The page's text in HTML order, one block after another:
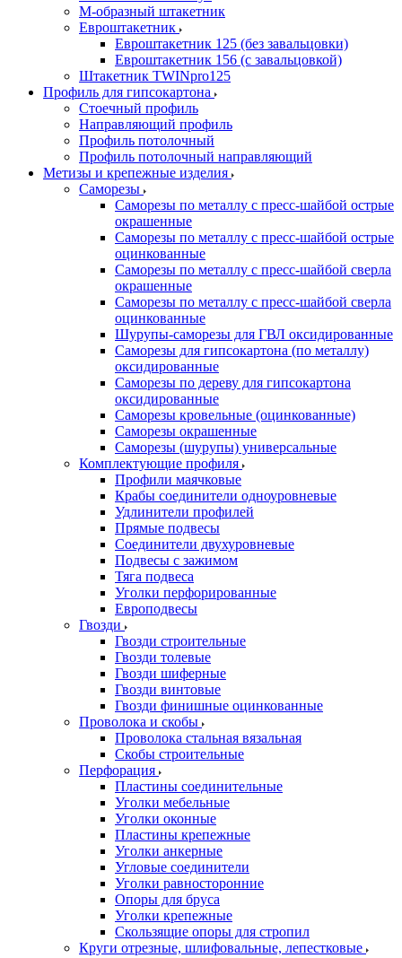
М-образный штакетник
Евроштакетник
Евроштакетник 125 (без завальцовки)
Евроштакетник 156 (с завальцовкой)
Штакетник TWINpro125
Профиль для гипсокартона
Стоечный профиль
Направляющий профиль
Профиль потолочный
Профиль потолочный направляющий
Метизы и крепежные изделия
Саморезы
Саморезы по металлу с пресс-шайбой острые
окрашенные
Саморезы по металлу с пресс-шайбой острые
оцинкованные
Саморезы по металлу с пресс-шайбой сверла
окрашенные
Саморезы по металлу с пресс-шайбой сверла
оцинкованные
Шурупы-саморезы для ГВЛ оксидированные
Саморезы для гипсокартона (по металлу)
оксидированные
Саморезы по дереву для гипсокартона
оксидированные
Саморезы кровельные (оцинкованные)
Саморезы окрашенные
Саморезы (шурупы) универсальные
Комплектующие профиля
Профили маячковые
Крабы соединители одноуровневые
Удлинители профилей
Прямые подвесы
Соединители двухуровневые
Подвесы с зажимом
Тяга подвеса
Уголки перфорированные
Европодвесы
Гвозди
Гвозди строительные
Гвозди толевые
Гвозди шиферные
Гвозди винтовые
Гвозди финишные оцинкованные
Проволока и скобы
Проволока стальная вязальная
Скобы строительные
Перфорация
Пластины соединительные
Уголки мебельные
Уголки оконные
Пластины крепежные
Уголки анкерные
Угловые соединители
Уголки равносторонние
Опоры для бруса
Уголки крепежные
Скользящие опоры для стропил
Круги отрезные, шлифовальные, лепестковые